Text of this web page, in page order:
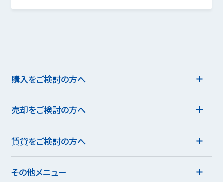
購入をご検討の方へ
売却をご検討の方へ
賃貸をご検討の方へ
その他メニュー